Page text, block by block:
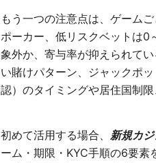
もう一つの注意点は、ゲーム
ポーカー、低リスクベットは0
象外か、寄与率が抑えられて
い賭けパターン、ジャックポ
認）のタイミングや居住国制
初めて活用する場合、 新規カ
ーム・期限・KYC手順の6要素